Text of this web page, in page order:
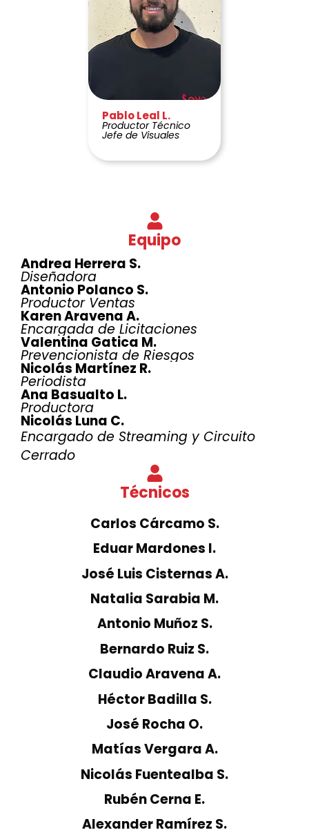
Pablo Leal L.
Productor Técnico
Jefe de Visuales
Equipo
Andrea Herrera S.
Diseñadora
Antonio Polanco S.
Productor Ventas
Karen Aravena A.
Encargada de Licitaciones
Valentina Gatica M.
Prevencionista de Riesgos
Nicolás Martínez R.
Periodista
Ana Basualto L.
Productora
Nicolás Luna C.
Encargado de Streaming y Circuito
Cerrado
Técnicos
Carlos Cárcamo S.
Eduar Mardones I.
José Luis Cisternas A.
Natalia Sarabia M.
Antonio Muñoz S.
Bernardo Ruiz S.
Claudio Aravena A.
Héctor Badilla S.
José Rocha O.
Matías Vergara A.
Nicolás Fuentealba S.
Rubén Cerna E.
Alexander Ramírez S.